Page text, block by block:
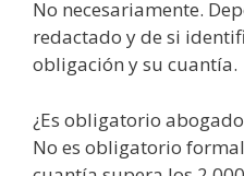
No necesariamente.
redactado y de si
obligación y su cuantía.
¿Es obligatorio
No es obligatorio